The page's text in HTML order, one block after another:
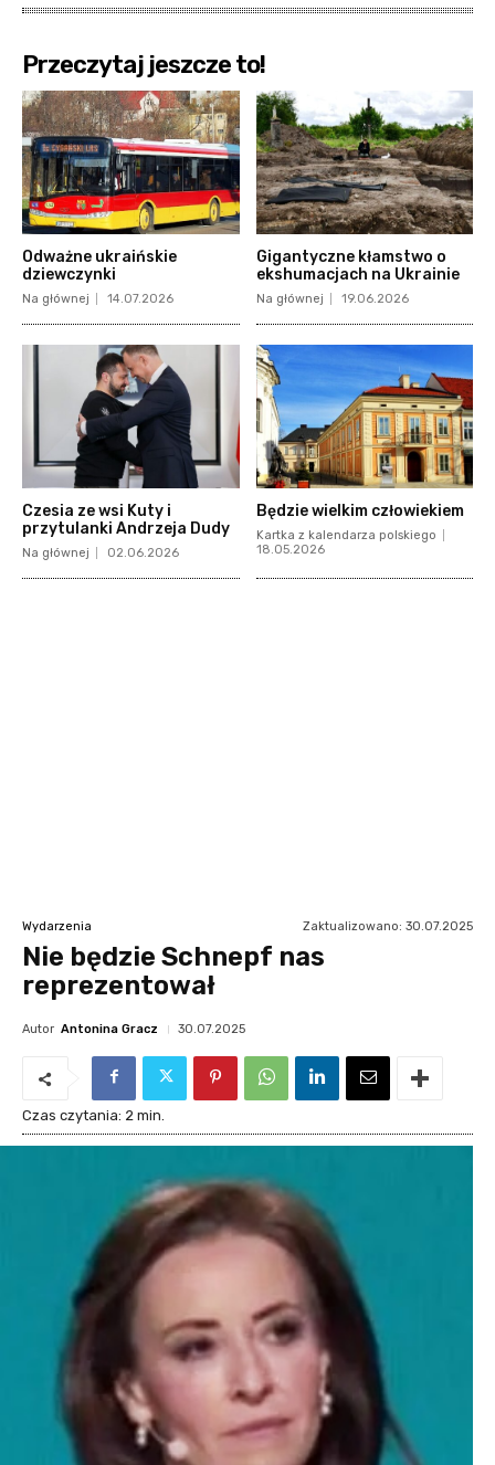
Przeczytaj jeszcze to!
Odważne ukraińskie
dziewczynki
Na głównej 14.07.2026
Gigantyczne kłamstwo o
ekshumacjach na Ukrainie
Na głównej 19.06.2026
Czesia ze wsi Kuty i
przytulanki Andrzeja Dudy
Na głównej 02.06.2026
Będzie wielkim człowiekiem
Kartka z kalendarza polskiego
18.05.2026